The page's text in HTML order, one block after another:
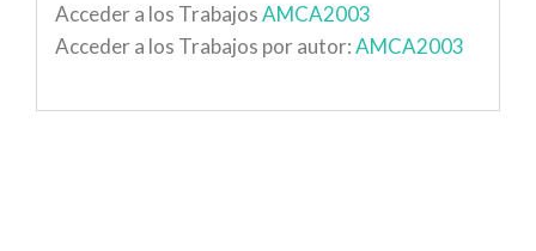
Acceder a los TrabajosAMCA2003
Acceder a los Trabajos por autor:AMCA2003